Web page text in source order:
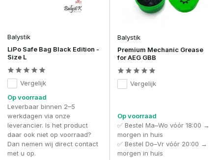
Balystik
LiPo Safe Bag Black Edition -
Size L
Vergelijk
Op voorraad
Leverbaar binnen 2–5
werkdagen via onze
leverancier. Is het product
daar ook niet op voorraad?
Dan nemen wij direct contact
met u op.
Balystik
Premium Mechanic Grease
for AEG GBB
Vergelijk
Op voorraad
✅ Bestel Ma–Wo vóór 18:00 →
morgen in huis
✅ Bestel Do–Vr vóór 20:00 →
morgen in huis